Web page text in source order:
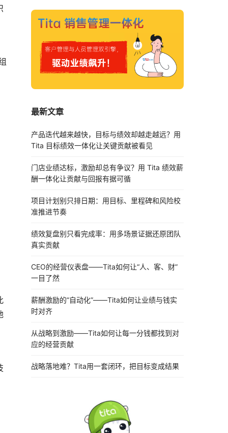
最新文章
产品迭代越来越快，目标与绩效却越走越远？用
Tita 目标绩效一体化让关键贡献被看见
门店业绩达标，激励却总有争议？用 Tita 绩效薪
酬一体化让贡献与回报有据可循
项目计划别只排日期：用目标、里程碑和风险校
准推进节奏
绩效复盘别只看完成率：用多场景证据还原团队
真实贡献
CEO的经营仪表盘——Tita如何让“人、客、财”
一目了然
薪酬激励的“自动化”——Tita如何让业绩与钱实
时对齐
从战略到激励——Tita如何让每一分钱都找到对
应的经营贡献
战略落地难？Tita用一套闭环，把目标变成结果